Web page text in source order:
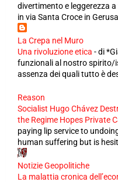
divertimento e leggerezza
in via Santa Croce in
La Crepa nel Muro
Una rivoluzione etica -di
funzionali al nostro spirito/
assenza dei quali tutto è
Reason
Socialist Hugo Chávez
the Regime Hopes Private
paying lip service to
human suffering but is
Notizie Geopolitiche
La malattia cronica